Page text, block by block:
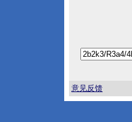
意见反馈